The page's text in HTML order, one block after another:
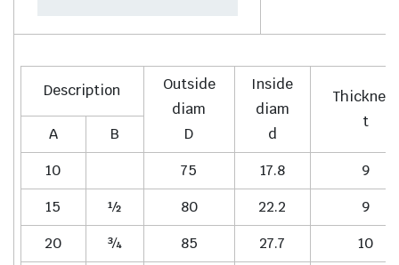
Description
Outside
diam
D
Inside
diam
d
Thickness
t
A
B
10
75 17.8
9
15
½ 80 22.2
9
20
¾ 85 27.7
10